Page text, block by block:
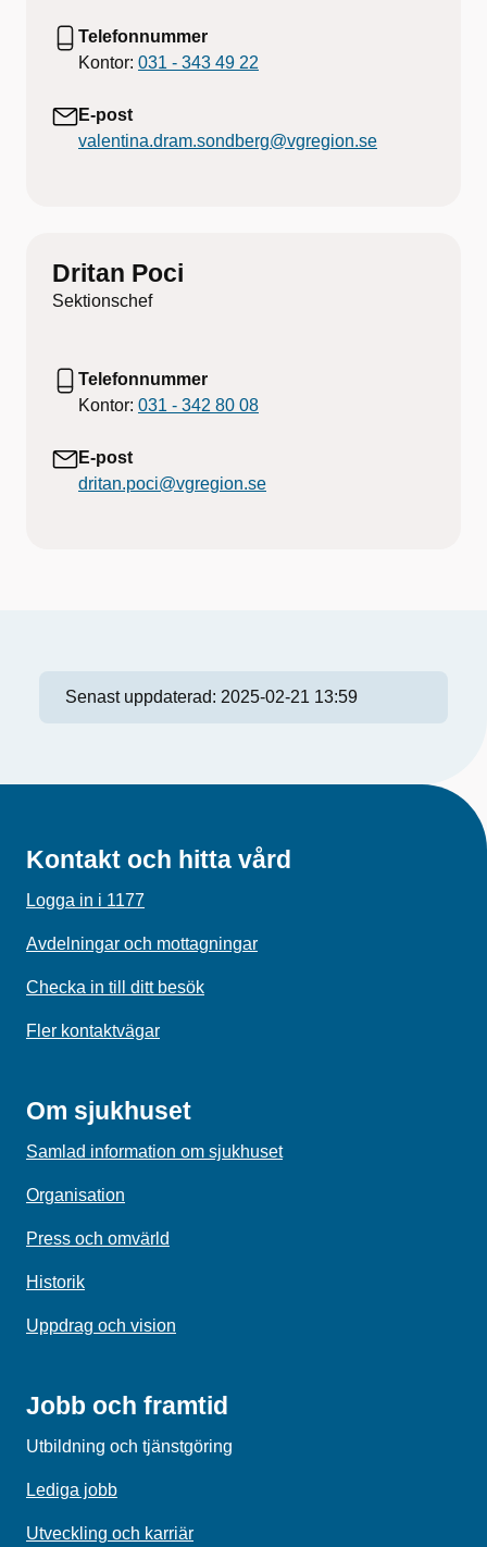
Telefonnummer
Kontor: 031 - 343 49 22
E-post
valentina.dram.sondberg@vgregion.se
Dritan Poci
Sektionschef
Telefonnummer
Kontor: 031 - 342 80 08
E-post
dritan.poci@vgregion.se
Senast uppdaterad: 2025-02-21 13:59
Kontakt och hitta vård
Logga in i 1177
Avdelningar och mottagningar
Checka in till ditt besök
Fler kontaktvägar
Om sjukhuset
Samlad information om sjukhuset
Organisation
Press och omvärld
Historik
Uppdrag och vision
Jobb och framtid
Utbildning och tjänstgöring
Lediga jobb
Utveckling och karriär